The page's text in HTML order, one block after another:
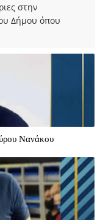
στην
Δήμου όπου
Νανάκου